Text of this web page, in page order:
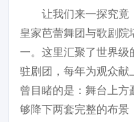
让我们来一探究竟
皇家芭蕾舞团与歌剧院
一。这里汇聚了世界级
驻剧团，每年为观众献
曾目睹的是：舞台上方
够降下两套完整的布景